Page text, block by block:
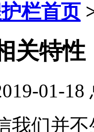
栏首页
关特性
01-18
们并不